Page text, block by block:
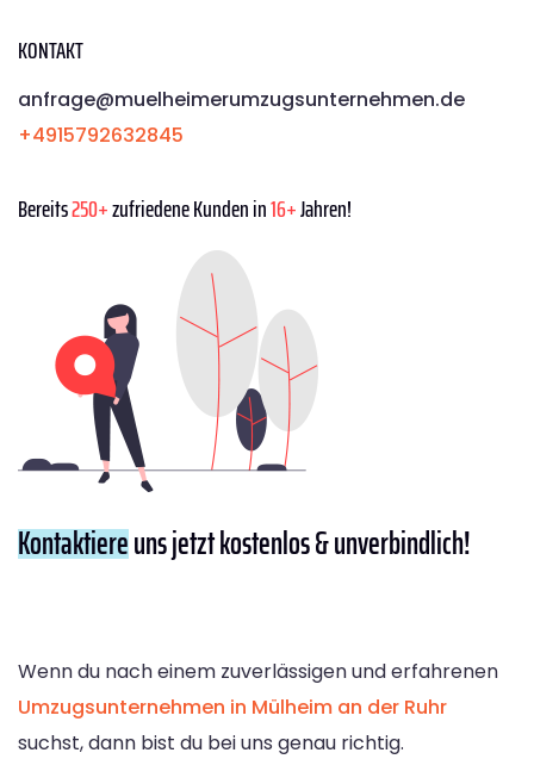
KONTAKT
anfrage@muelheimerumzugsunternehmen.de
+4915792632845
Bereits250+zufriedene Kunden in16+Jahren!
Kontaktiereuns jetzt kostenlos & unverbindlich!
Wenn du nach einem zuverlässigen und erfahrenen
Umzugsunternehmen in Mülheim an der Ruhr
suchst, dann bist du bei uns genau richtig.